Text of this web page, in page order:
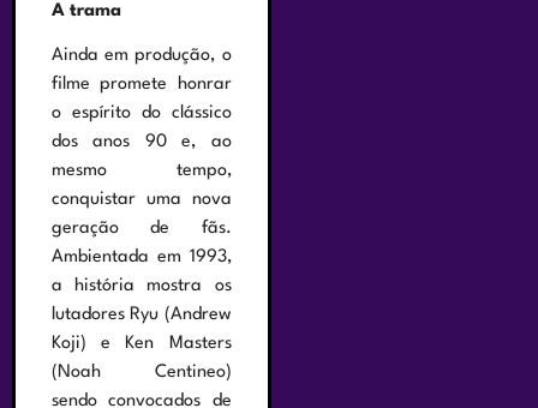
A trama
Ainda em produção, o
filme promete honrar
o espírito do clássico
dos anos 90 e, ao
mesmo tempo,
conquistar uma nova
geração de fãs.
Ambientada em 1993,
a história mostra os
lutadores Ryu (Andrew
Koji) e Ken Masters
(Noah Centineo)
sendo convocados de